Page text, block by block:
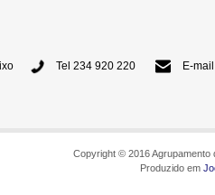
Tel 234 920 220 E-
Copyright © 2016
Produzido em